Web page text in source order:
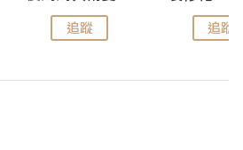
追蹤 追蹤